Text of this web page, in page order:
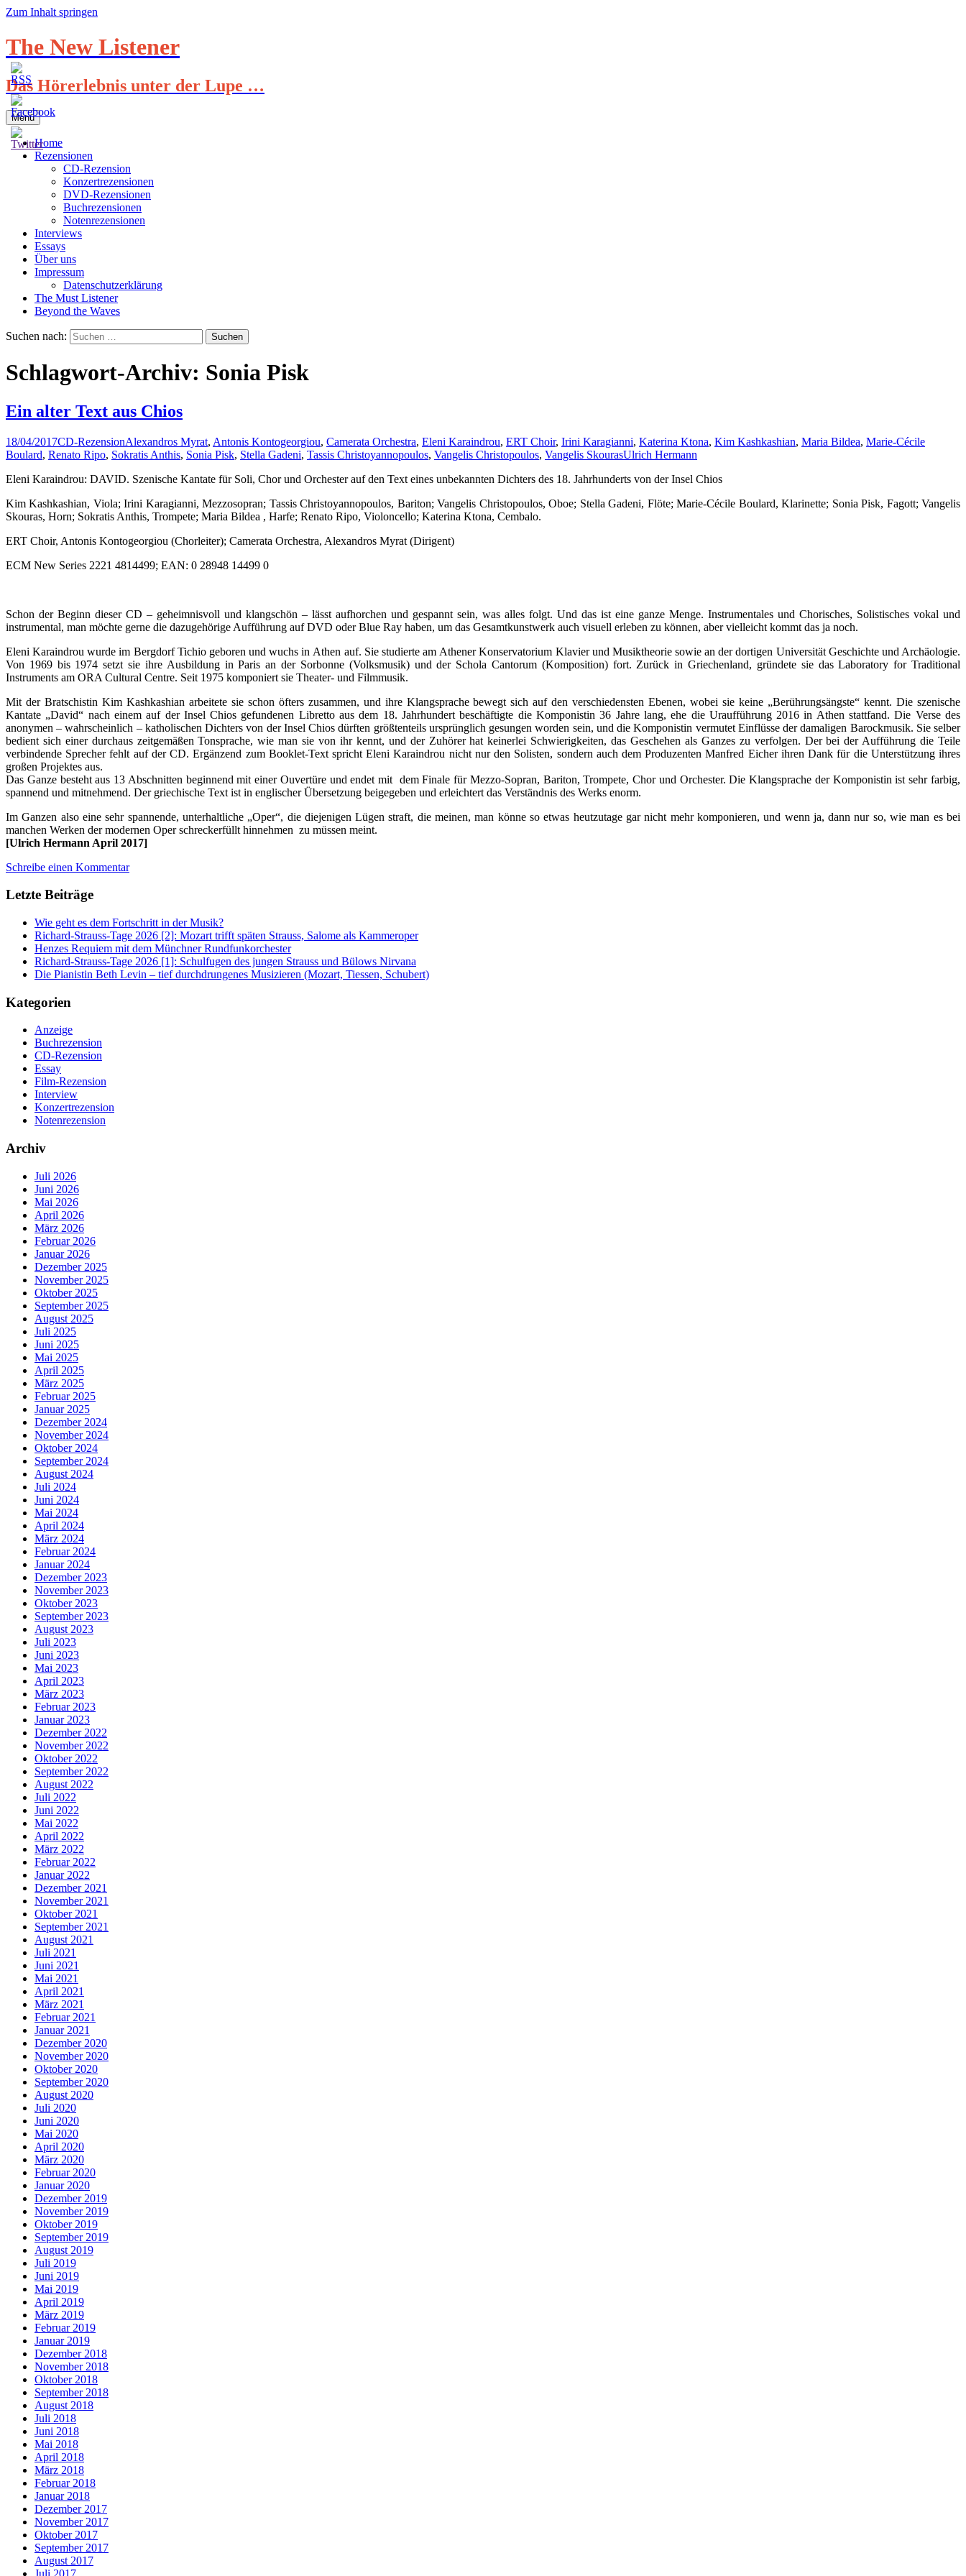
Zum Inhalt springen
The New Listener
Das Hörerlebnis unter der Lupe …
Menü
Home
Rezensionen
CD-Rezension
Konzertrezensionen
DVD-Rezensionen
Buchrezensionen
Notenrezensionen
Interviews
Essays
Über uns
Impressum
Datenschutzerklärung
The Must Listener
Beyond the Waves
Suchen nach:
Schlagwort-Archiv: Sonia Pisk
Ein alter Text aus Chios
18/04/2017CD-RezensionAlexandros Myrat, Antonis Kontogeorgiou, Camerata Orchestra, Eleni Karaindrou, ERT Choir, Irini Karagianni, Katerina Ktona, Kim Kashkashian, Maria Bildea, Marie-Cécile
Boulard, Renato Ripo, Sokratis Anthis, Sonia Pisk, Stella Gadeni, Tassis Christoyannopoulos, Vangelis Christopoulos, Vangelis SkourasUlrich Hermann
Eleni Karaindrou: DAVID. Szenische Kantate für Soli, Chor und Orchester auf den Text eines unbekannten Dichters des 18. Jahrhunderts von der Insel Chios
Kim Kashkashian, Viola; Irini Karagianni, Mezzosopran; Tassis Christoyannopoulos, Bariton; Vangelis Christopoulos, Oboe; Stella Gadeni, Flöte; Marie-Cécile Boulard, Klarinette; Sonia Pisk, Fagott; Vangelis
Skouras, Horn; Sokratis Anthis, Trompete; Maria Bildea , Harfe; Renato Ripo, Violoncello; Katerina Ktona, Cembalo.
ERT Choir, Antonis Kontogeorgiou (Chorleiter); Camerata Orchestra, Alexandros Myrat (Dirigent)
ECM New Series 2221 4814499; EAN: 0 28948 14499 0
Schon der Beginn dieser CD – geheimnisvoll und klangschön – lässt aufhorchen und gespannt sein, was alles folgt. Und das ist eine ganze Menge. Instrumentales und Chorisches, Solistisches vokal und
instrumental, man möchte gerne die dazugehörige Aufführung auf DVD oder Blue Ray haben, um das Gesamtkunstwerk auch visuell erleben zu können, aber vielleicht kommt das ja noch.
Eleni Karaindrou wurde im Bergdorf Tichio geboren und wuchs in Athen auf. Sie studierte am Athener Konservatorium Klavier und Musiktheorie sowie an der dortigen Universität Geschichte und Archäologie.
Von 1969 bis 1974 setzt sie ihre Ausbildung in Paris an der Sorbonne (Volksmusik) und der Schola Cantorum (Komposition) fort. Zurück in Griechenland, gründete sie das Laboratory for Traditional
Instruments am ORA Cultural Centre. Seit 1975 komponiert sie Theater- und Filmmusik.
Mit der Bratschistin Kim Kashkashian arbeitete sie schon öfters zusammen, und ihre Klangsprache bewegt sich auf den verschiedensten Ebenen, wobei sie keine „Berührungsängste“ kennt. Die szenische
Kantate „David“ nach einem auf der Insel Chios gefundenen Libretto aus dem 18. Jahrhundert beschäftigte die Komponistin 36 Jahre lang, ehe die Uraufführung 2016 in Athen stattfand. Die Verse des
anonymen – wahrscheinlich – katholischen Dichters von der Insel Chios dürften größtenteils ursprünglich gesungen worden sein, und die Komponistin vermutet Einflüsse der damaligen Barockmusik. Sie selber
bedient sich einer durchaus zeitgemäßen Tonsprache, wie man sie von ihr kennt, und der Zuhörer hat keinerlei Schwierigkeiten, das Geschehen als Ganzes zu verfolgen. Der bei der Aufführung die Teile
verbindende Sprecher fehlt auf der CD. Ergänzend zum Booklet-Text spricht Eleni Karaindrou nicht nur den Solisten, sondern auch dem Produzenten Manfred Eicher ihren Dank für die Unterstützung ihres
großen Projektes aus.
Das Ganze besteht aus 13 Abschnitten beginnend mit einer Ouvertüre und endet mit dem Finale für Mezzo-Sopran, Bariton, Trompete, Chor und Orchester. Die Klangsprache der Komponistin ist sehr farbig,
spannend und mitnehmend. Der griechische Text ist in englischer Übersetzung beigegeben und erleichtert das Verständnis des Werks enorm.
Im Ganzen also eine sehr spannende, unterhaltliche „Oper“, die diejenigen Lügen straft, die meinen, man könne so etwas heutzutage gar nicht mehr komponieren, und wenn ja, dann nur so, wie man es bei
manchen Werken der modernen Oper schreckerfüllt hinnehmen zu müssen meint.
[Ulrich Hermann April 2017]
Schreibe einen Kommentar
Letzte Beiträge
Wie geht es dem Fortschritt in der Musik?
Richard-Strauss-Tage 2026 [2]: Mozart trifft späten Strauss, Salome als Kammeroper
Henzes Requiem mit dem Münchner Rundfunkorchester
Richard-Strauss-Tage 2026 [1]: Schulfugen des jungen Strauss und Bülows Nirvana
Die Pianistin Beth Levin – tief durchdrungenes Musizieren (Mozart, Tiessen, Schubert)
Kategorien
Anzeige
Buchrezension
CD-Rezension
Essay
Film-Rezension
Interview
Konzertrezension
Notenrezension
Archiv
Juli 2026
Juni 2026
Mai 2026
April 2026
März 2026
Februar 2026
Januar 2026
Dezember 2025
November 2025
Oktober 2025
September 2025
August 2025
Juli 2025
Juni 2025
Mai 2025
April 2025
März 2025
Februar 2025
Januar 2025
Dezember 2024
November 2024
Oktober 2024
September 2024
August 2024
Juli 2024
Juni 2024
Mai 2024
April 2024
März 2024
Februar 2024
Januar 2024
Dezember 2023
November 2023
Oktober 2023
September 2023
August 2023
Juli 2023
Juni 2023
Mai 2023
April 2023
März 2023
Februar 2023
Januar 2023
Dezember 2022
November 2022
Oktober 2022
September 2022
August 2022
Juli 2022
Juni 2022
Mai 2022
April 2022
März 2022
Februar 2022
Januar 2022
Dezember 2021
November 2021
Oktober 2021
September 2021
August 2021
Juli 2021
Juni 2021
Mai 2021
April 2021
März 2021
Februar 2021
Januar 2021
Dezember 2020
November 2020
Oktober 2020
September 2020
August 2020
Juli 2020
Juni 2020
Mai 2020
April 2020
März 2020
Februar 2020
Januar 2020
Dezember 2019
November 2019
Oktober 2019
September 2019
August 2019
Juli 2019
Juni 2019
Mai 2019
April 2019
März 2019
Februar 2019
Januar 2019
Dezember 2018
November 2018
Oktober 2018
September 2018
August 2018
Juli 2018
Juni 2018
Mai 2018
April 2018
März 2018
Februar 2018
Januar 2018
Dezember 2017
November 2017
Oktober 2017
September 2017
August 2017
Juli 2017